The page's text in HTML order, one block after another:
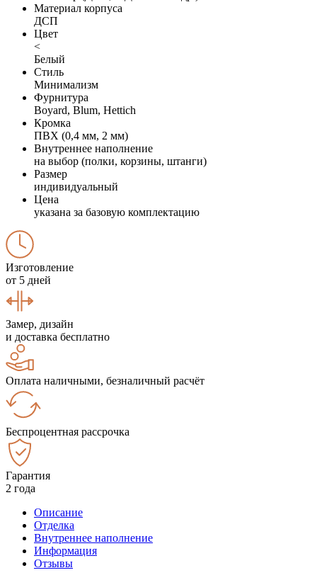
Материал корпуса
ДСП
Цвет
<
Белый
Стиль
Минимализм
Фурнитура
Boyard, Blum, Hettich
Кромка
ПВХ (0,4 мм, 2 мм)
Внутреннее наполнение
на выбор (полки, корзины, штанги)
Размер
индивидуальный
Цена
указана за базовую комплектацию
Изготовление
от 5 дней
Замер, дизайн
и доставка бесплатно
Оплата наличными, безналичный расчёт
Беспроцентная рассрочка
Гарантия
2 года
Описание
Отделка
Внутреннее наполнение
Информация
Отзывы